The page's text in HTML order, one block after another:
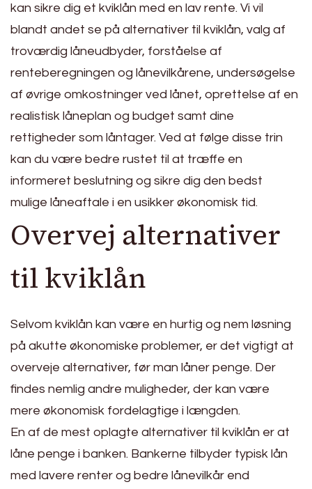
kan sikre dig et kviklån med en lav rente. Vi vil
blandt andet se på alternativer til kviklån, valg af
troværdig låneudbyder, forståelse af
renteberegningen og lånevilkårene, undersøgelse
af øvrige omkostninger ved lånet, oprettelse af en
realistisk låneplan og budget samt dine
rettigheder som låntager. Ved at følge disse trin
kan du være bedre rustet til at træffe en
informeret beslutning og sikre dig den bedst
mulige låneaftale i en usikker økonomisk tid.
Overvej alternativer
til kviklån
Selvom kviklån kan være en hurtig og nem løsning
på akutte økonomiske problemer, er det vigtigt at
overveje alternativer, før man låner penge. Der
findes nemlig andre muligheder, der kan være
mere økonomisk fordelagtige i længden.
En af de mest oplagte alternativer til kviklån er at
låne penge i banken. Bankerne tilbyder typisk lån
med lavere renter og bedre lånevilkår end